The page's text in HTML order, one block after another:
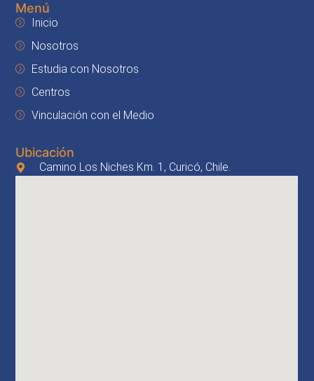
Menú
Inicio
Nosotros
Estudia con Nosotros
Centros
Vinculación con el Medio
Ubicación
Camino Los Niches Km. 1, Curicó, Chile.